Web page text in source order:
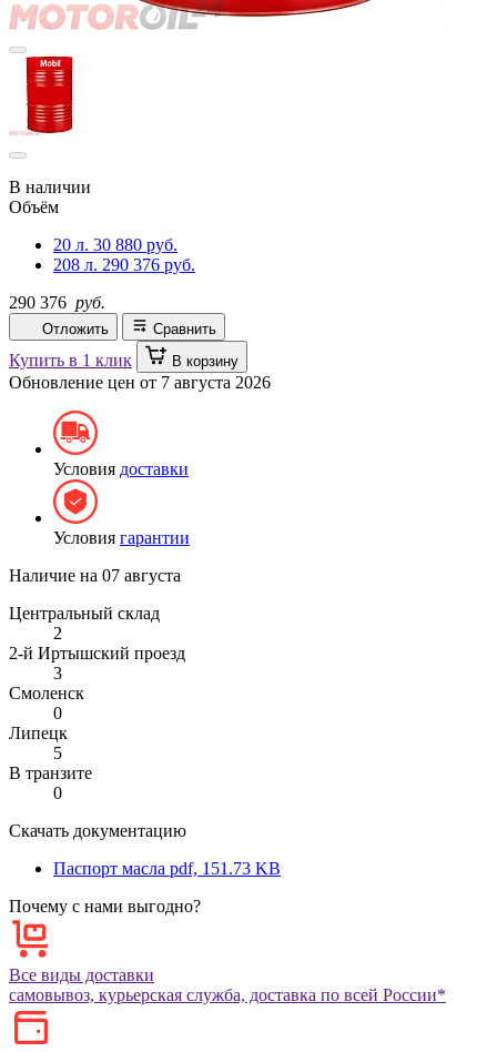
В наличии
Объём
20 л. 30 880 руб.
208 л. 290 376 руб.
290 376 руб.
Отложить Сравнить
Купить в 1 клик В корзину
Обновление цен от 7 августа 2026
Условия доставки
Условия гарантии
Наличие на 07 августа
Центральный склад
2
2-й Иртышский проезд
3
Смоленск
0
Липецк
5
В транзите
0
Скачать документацию
Паспорт масла pdf, 151.73 KB
Почему с нами выгодно?
Все виды доставки
самовывоз, курьерская служба, доставка по всей России*